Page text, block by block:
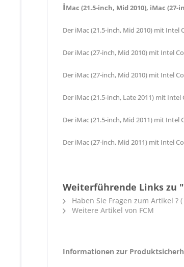
iMac (21.5-inch, Mid 2010), iMac (27-
Der iMac (21.5-inch, Mid 2010) mit Intel
Der iMac (27-inch, Mid 2010) mit Intel
Der iMac (27-inch, Mid 2010) mit Intel
Der iMac (21.5-inch, Late 2011) mit
Der iMac (21.5-inch, Mid 2011) mit Intel
Der iMac (27-inch, Mid 2011) mit Intel
Weiterführende Links zu
Haben Sie Fragen zum Artikel
Weitere Artikel von FCM
Informationen zur